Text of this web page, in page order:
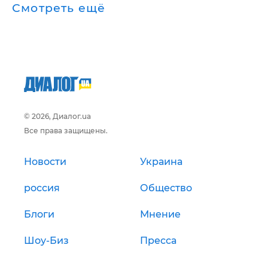
Смотреть ещё
© 2026, Диалог.ua
Все права защищены.
Новости Украина
россия Общество
Блоги Мнение
Шоу-Биз Пресса